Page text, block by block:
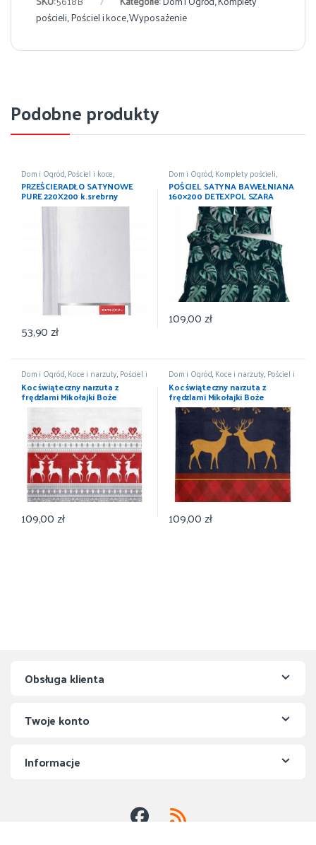
pościeli,Pościel i koce,Wyposażenie
Podobne produkty
Dom i Ogród, Pościel i koce,
Prześcieradła,Wyposażenie
PRZEŚCIERADŁO SATYNOWE
PURE 220X200 k.srebrny
DETEXPOL
53,90zł
Dom i Ogród, Komplety pościeli,
Pościel i koce,Wyposażenie
POŚCIEL SATYNA BAWEŁNIANA
160×200 DETEXPOL SZARA
109,00zł
Dom i Ogród, Koce i narzuty, Pościel i
koce ,Wyposażenie
Koc świąteczny narzuta z
frędzlami Mikołajki Boże
Narodzenie 150×200
109,00zł
Dom i Ogród, Koce i narzuty, Pościel i
koce ,Wyposażenie
Koc świąteczny narzuta z
frędzlami Mikołajki Boże
Narodzenie 150×200
109,00zł
Obsługa klienta
Twoje konto
Informacje